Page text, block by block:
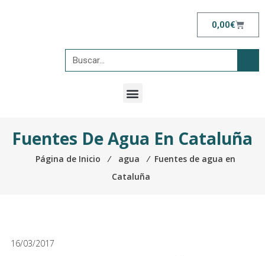
0,00€
Fuentes De Agua En Cataluña
Página de Inicio ⁄ agua ⁄ Fuentes de agua en
Cataluña
16/03/2017